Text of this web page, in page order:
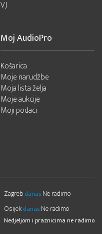
VJ
Moj AudioPro
Košarica
Moje narudžbe
Moja lista želja
Moje aukcije
Moji podaci
Zagreb danas Ne radimo
Osijek danas Ne radimo
Nedjeljom i praznicima ne radimo